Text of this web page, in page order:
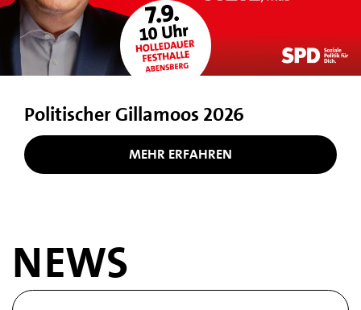
Politischer Gillamoos 2026
MEHR ERFAHREN
NEWS